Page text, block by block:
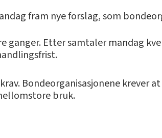
fram nye forslag, som
ganger. Etter samtaler mandag
Bondeorganisasjonene krever
bruk.